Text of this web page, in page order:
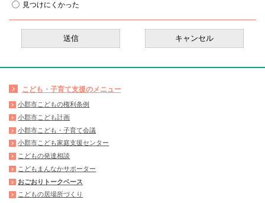
見つけにくかった
こども・子育て支援のメニュー
小郡市こどもの権利条例
小郡市こども計画
小郡市こども・子育て会議
小郡市こども家庭支援センター
こどもの発達相談
こどもまんなかサポーター
おごおりトークベース
こどもの居場所づくり